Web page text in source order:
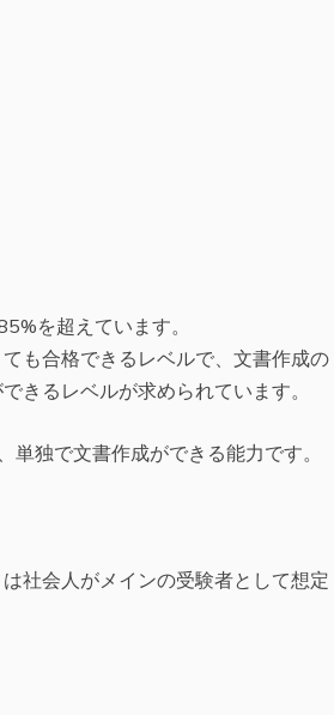
を超えています。
も合格できるレベルで、文書作成の
きるレベルが求められています。
独で文書作成ができる能力です。
社会人がメインの受験者として想定